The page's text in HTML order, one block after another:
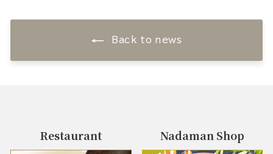
Back to news
Restaurant Nadaman Shop